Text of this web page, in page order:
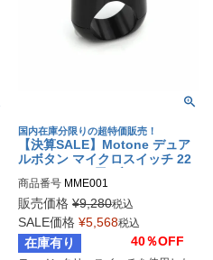
国内在庫分限りの超特価販売！
【決算SALE】Motone デュア
ルボタン マイクロスイッチ 22
商品番号 MME001
Biker's型番：MT1062
販売価格 ¥9,280税込
SALE価格 ¥5,568税込
在庫有り 40％OFF